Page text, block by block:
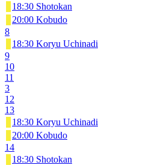
18:30 Shotokan
20:00 Kobudo
8
18:30 Koryu Uchinadi
9
10
11
3
12
13
18:30 Koryu Uchinadi
20:00 Kobudo
14
18:30 Shotokan